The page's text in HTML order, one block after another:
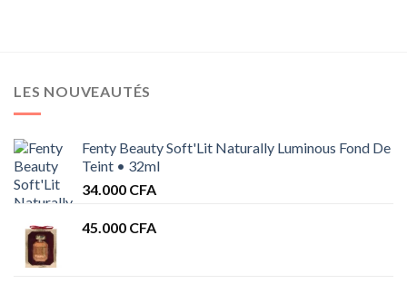
LES NOUVEAUTÉS
Fenty Beauty Soft'Lit Naturally Luminous Fond De
Teint • 32ml
34.000 CFA
45.000 CFA